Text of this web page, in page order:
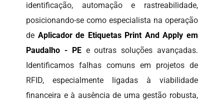
identificação, automação e rastreabilidade,
posicionando-se como especialista na operação
de Aplicador de Etiquetas Print And Apply em
Paudalho - PEe outras soluções avançadas.
Identificamos falhas comuns em projetos de
RFID, especialmente ligadas à viabilidade
financeira e à ausência de uma gestão robusta,